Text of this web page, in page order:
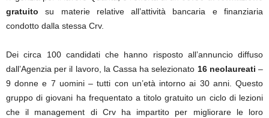
gratuito su materie relative all’attività bancaria e finanziaria
condotto dalla stessa Crv.
Dei circa 100 candidati che hanno risposto all’annuncio diffuso
dall’Agenzia per il lavoro, la Cassa ha selezionato 16 neolaureati –
9 donne e 7 uomini – tutti con un’età intorno ai 30 anni. Questo
gruppo di giovani ha frequentato a titolo gratuito un ciclo di lezioni
che il management di Crv ha impartito per migliorare le loro